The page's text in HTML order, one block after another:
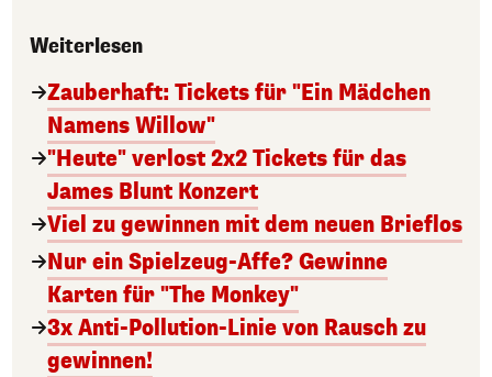
Weiterlesen
Zauberhaft: Tickets für "Ein Mädchen
Namens Willow"
"Heute" verlost 2x2 Tickets für das
James Blunt Konzert
Viel zu gewinnen mit dem neuen Brieflos
Nur ein Spielzeug-Affe? Gewinne
Karten für "The Monkey"
3x Anti-Pollution-Linie von Rausch zu
gewinnen!